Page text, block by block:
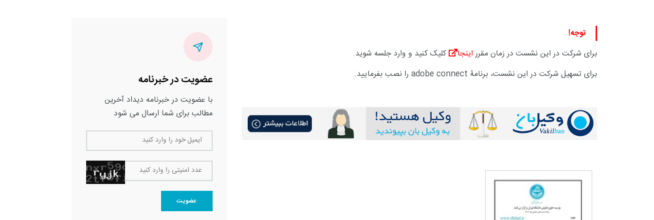
توجه!
برای شرکت در این نشست در زمان مقرراینجا
کلیک کنید و وارد جلسه شوید.
برای تسهیل شرکت در این نشست، برنامۀ adobe connect را نصب بفرمایید. عضویت در خبرنامه
با عضویت در خبرنامه دیداد آخرین
مطالب برای شما ارسال می شود
ایمیل خود را وارد کنید
عدد امنیتی را وارد کنید
عضویت